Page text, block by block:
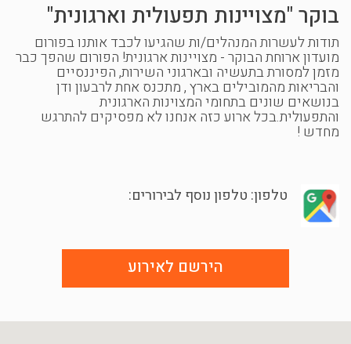
בוקר "מצויינות תפעולית וארגונית"
תודות לעשרות המנהלים/ות שהגיעו לכבד אותנו בפורום
מועדון ארוחת הבוקר - מצויינות ארגונית! הפורום שהפך כבר
מזמן למסורת בתעשיה ובארגוני השירות, הפיננסיים
והבריאות מהמובילים בארץ , מתכנס אחת לרבעון ודן
בנושאים שונים בתחומי המצוינות הארגונית
והתפעולית.בכל ארוע כזה אנחנו לא מפסיקים להתרגש
מחדש !
טלפון: טלפון נוסף לבירורים:
הירשם לאירוע